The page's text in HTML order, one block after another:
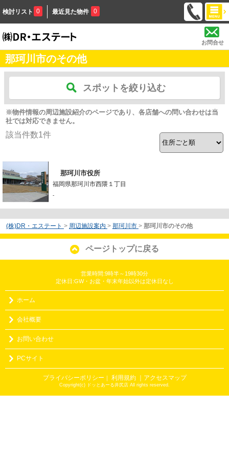
検討リスト 0 最近見た物件 0
お問合せ
那珂川市のその他
スポットを絞り込む
※物件情報の周辺施設紹介のページであり、各店舗への問い合わせは当
社では対応できません。
該当件数1件
那珂川市役所
福岡県那珂川市西隈１丁目
-
(株)DR・エステート > 周辺施設案内 > 那珂川市 > 那珂川市のその他
ページトップに戻る
営業時間:9時半～19時30分
定休日:GW・お盆・年末年始以外は定休日なし
ホーム
会社概要
お問い合わせ
PCサイト
プライバシーポリシー ｜ 利用規約 ｜アクセスマップ
Copyright(c) ドッとあーる井尻店 All rights reserved.